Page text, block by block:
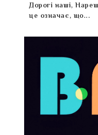
Дорогі наші,
це означає, що...